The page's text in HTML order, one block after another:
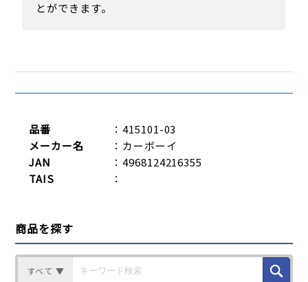
とができます。
品番
：415101-03
メーカー名
：カーボーイ
JAN
：4968124216355
TAIS
：
商品を探す
すべて ▼